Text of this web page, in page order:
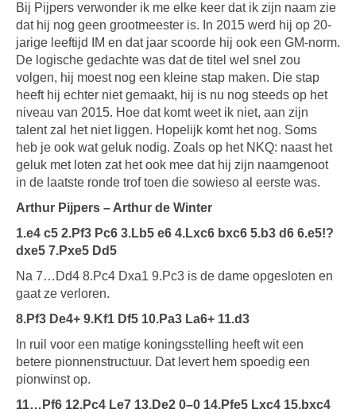
Bij Pijpers verwonder ik me elke keer dat ik zijn naam zie
dat hij nog geen grootmeester is. In 2015 werd hij op 20-
jarige leeftijd IM en dat jaar scoorde hij ook een GM-norm.
De logische gedachte was dat de titel wel snel zou
volgen, hij moest nog een kleine stap maken. Die stap
heeft hij echter niet gemaakt, hij is nu nog steeds op het
niveau van 2015. Hoe dat komt weet ik niet, aan zijn
talent zal het niet liggen. Hopelijk komt het nog. Soms
heb je ook wat geluk nodig. Zoals op het NKQ: naast het
geluk met loten zat het ook mee dat hij zijn naamgenoot
in de laatste ronde trof toen die sowieso al eerste was.
Arthur Pijpers – Arthur de Winter
1.e4 c5 2.Pf3 Pc6 3.Lb5 e6 4.Lxc6 bxc6 5.b3 d6 6.e5!?
dxe5 7.Pxe5 Dd5
Na 7…Dd4 8.Pc4 Dxa1 9.Pc3 is de dame opgesloten en
gaat ze verloren.
8.Pf3 De4+ 9.Kf1 Df5 10.Pa3 La6+ 11.d3
In ruil voor een matige koningsstelling heeft wit een
betere pionnenstructuur. Dat levert hem spoedig een
pionwinst op.
11…Pf6 12.Pc4 Le7 13.De2 0–0 14.Pfe5 Lxc4 15.bxc4